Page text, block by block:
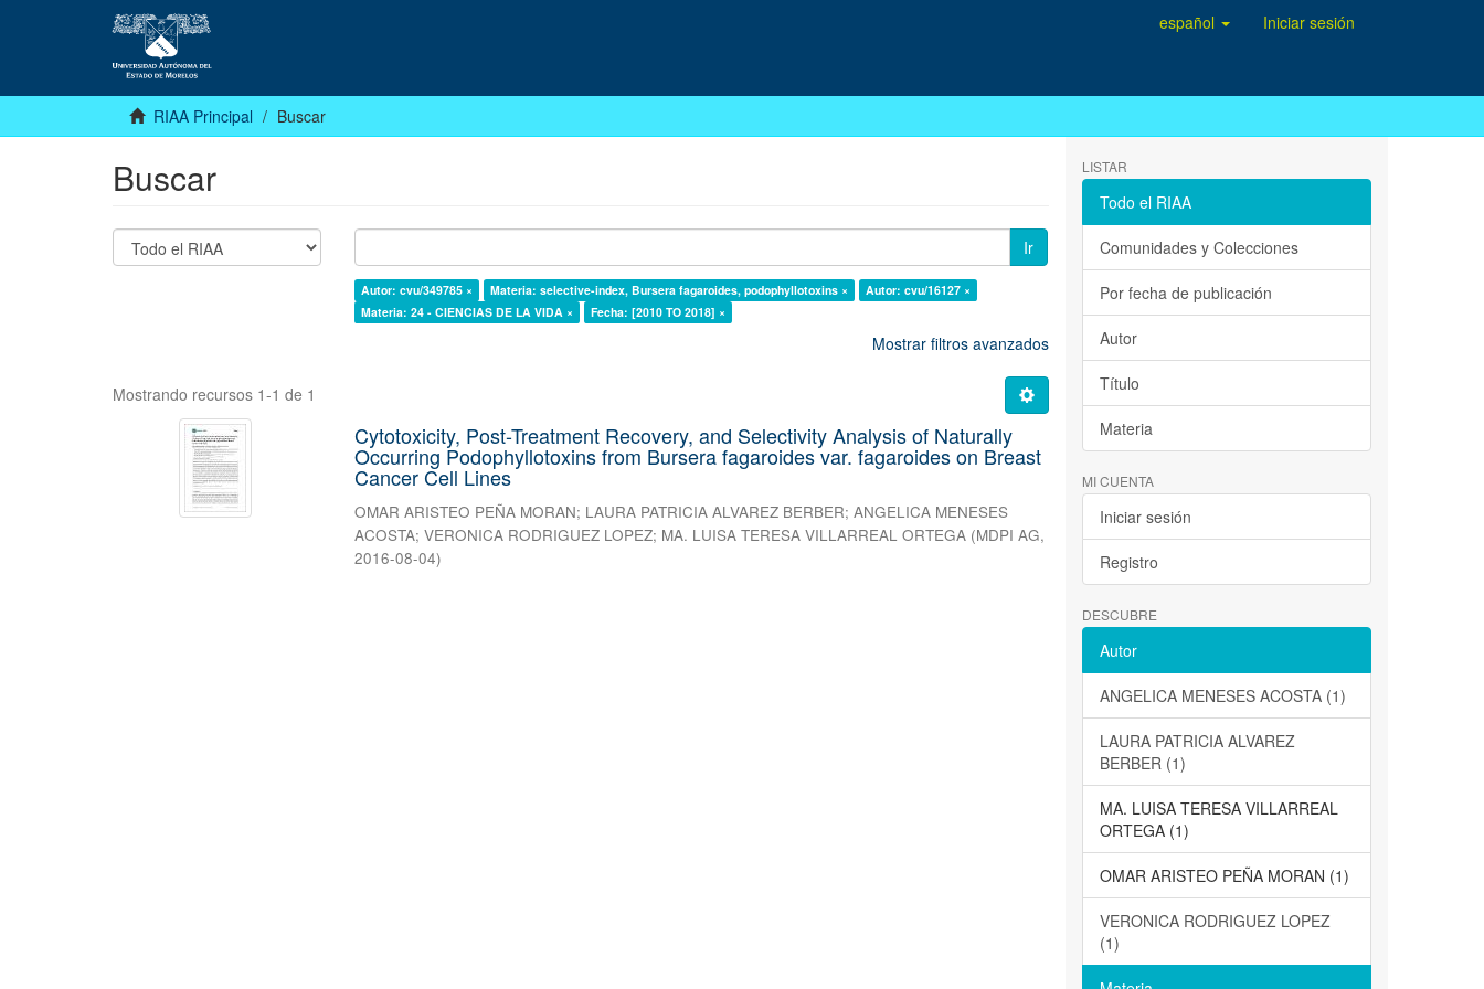
español Iniciar sesión
RIAA Principal Buscar
Buscar
Ir
Autor: cvu/349785 × Materia: selective-index, Bursera fagaroides, podophyllotoxins ×
Autor: cvu/16127 ×
Materia: 24 - CIENCIAS DE LA VIDA ×
Fecha: [2010 TO 2018] ×
Mostrar filtros avanzados
Mostrando recursos 1-1 de 1
Cytotoxicity, Post-Treatment Recovery, and Selectivity Analysis of Naturally
Occurring Podophyllotoxins from Bursera fagaroides var. fagaroides on Breast
Cancer Cell Lines
OMAR ARISTEO PEÑA MORAN; LAURA PATRICIA ALVAREZ BERBER;ANGELICA MENESES
ACOSTA;VERONICA RODRIGUEZ LOPEZ; MA. LUISA TERESA VILLARREAL ORTEGA (MDPI AG,
2016-08-04)
LISTAR
Todo el RIAA
Comunidades y Colecciones
Por fecha de publicación
Autor
Título
Materia
MI CUENTA
Iniciar sesión
Registro
DESCUBRE
Autor
ANGELICA MENESES ACOSTA (1)
LAURA PATRICIA ALVAREZ
BERBER (1)
MA. LUISA TERESA VILLARREAL
ORTEGA (1)
OMAR ARISTEO PEÑA MORAN (1)
VERONICA RODRIGUEZ LOPEZ
(1)